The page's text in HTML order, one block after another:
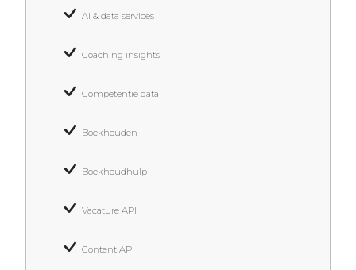
AI & data services
Coaching insights
Competentie data
Boekhouden
Boekhoudhulp
Vacature API
Content API